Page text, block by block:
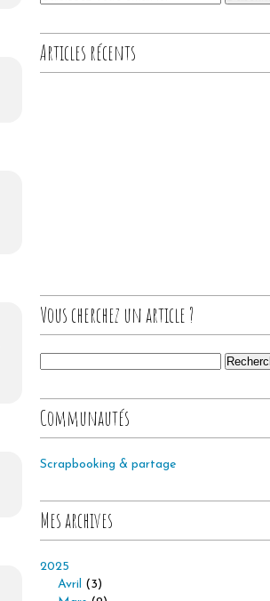
Articles récents
Vous cherchez un article ?
Communautés
Scrapbooking & partage
Mes archives
2025
Avril (3)